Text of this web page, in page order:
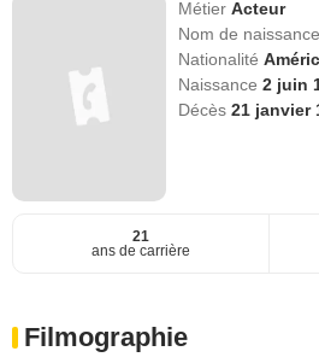
MétierActeur
Nom de
Nationalité
Naissance2 juin
Décès21 janvier
21
ans de carrière
Filmographie